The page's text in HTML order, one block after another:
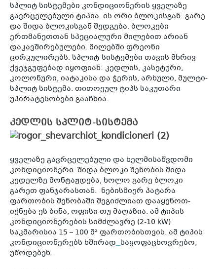
სპლიტ სისტემები კონდიციონერის ყველაზე
გავრცელებული ტიპია. ის ორი ბლოკისგან: გარე
და შიდა ბლოკისგან შედგება. ბლოკები
ერთმანეთთან სპეციალური მილებით არიან
დაკავშირებულები. მილებში ფრეონი
ცირკულირებს. სპლიტ-სისტემები თავის მხრივ
ქვეჯგუფებად იყოფიან: კედლის, კასეტური,
კოლონური, იატაკისა და ჭერის, არხული, მულტი-
სპლიტ სისტემა. თითოეულ ტიპს საკუთარი
უპირატესობები გააჩნია.
კედლის სპლიტ-სისტემა
ყველაზე გავრცელებული და ხელმისაწვდომი
კონდიციონერი. შიდა ბლოკი შენობის შიდა
კედელზე მონტაჟდება, ხოლო გარე ბლოკი
გარეთ ფანჯარასთან. ნებისმიერ პატარა
ფართობის შენობაში შეგიძლიათ დააყენოთ-
იქნება ეს ბინა, ოფისი თუ მაღაზია. ამ ტიპის
კონდიციონერების სიმძლავრე (2-10 kW)
საკმარისია 15 – 100 მ² ფართობისთვის. ამ ტიპის
კონდიციონერებს ხშირად საყოფაცხოვრებო,
უწოდებენ.